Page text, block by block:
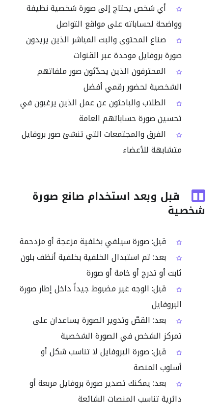
أي شخص يحتاج إلى صورة شخصية نظيفة
وواضحة لحساباته على مواقع التواصل
صناع المحتوى والبث المباشر الذين يريدون
صورة بروفايل موحدة عبر القنوات
المحترفون الذين يحدّثون صور ملفاتهم
الشخصية لحضور رقمي أفضل
الطلاب والباحثون عن عمل الذين يرغبون في
تحسين صورة حساباتهم العامة
الفرق والمجتمعات التي تنشئ صور بروفايل
متشابهة للأعضاء
قبل وبعد استخدام صانع صورة
شخصية
قبل: صورة سيلفي بخلفية مزعجة أو مزدحمة
بعد: تم استبدال الخلفية بخلفية أنظف بلون
ثابت أو تدرج أو خامة أو صورة
قبل: الوجه غير مضبوط جيداً داخل إطار صورة
البروفايل
بعد: القصّ وتدوير الصورة يساعدان على
تمركز الشخص في الصورة الشخصية
قبل: صورة البروفايل لا تناسب شكل أو
أسلوب المنصة
بعد: يمكنك تصدير صورة بروفايل مربعة أو
دائرية تناسب المنصات الشائعة